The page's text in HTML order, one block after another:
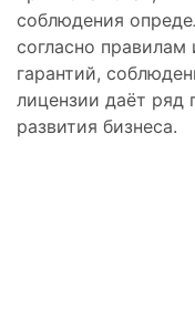
соблюдения
согласно правилам
гарантий,
лицензии даёт ряд
развития бизнеса.